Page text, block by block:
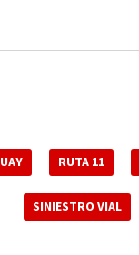
RUTA 11
SINIESTRO VIAL